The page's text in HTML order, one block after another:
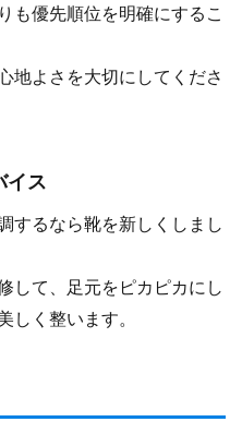
も優先順位を明確にするこ
地よさを大切にしてくださ
イス
するなら靴を新しくしまし
して、足元をピカピカにし
しく整います。